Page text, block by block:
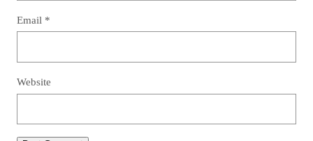
Email *
Website